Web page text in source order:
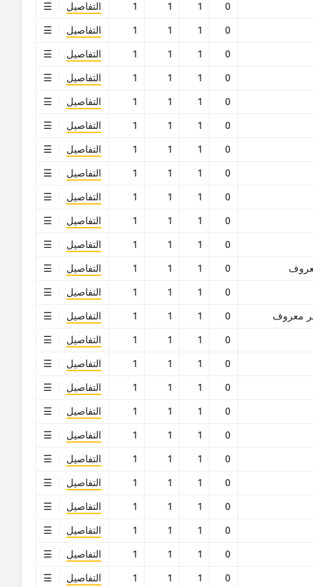
0
1
1
1
التفاصيل
0
1
1
1
التفاصيل
0
1
1
1
التفاصيل
0
1
1
1
التفاصيل
0
1
1
1
التفاصيل
0
1
1
1
التفاصيل
0
1
1
1
التفاصيل
0
1
1
1
التفاصيل
0
1
1
1
التفاصيل
0
1
1
1
التفاصيل
0
1
1
1
التفاصيل
0
1
1
1
التفاصيل
0
1
1
1
التفاصيل
معروف
0
1
1
1
التفاصيل
0
1
1
1
التفاصيل
0
1
1
1
التفاصيل
0
1
1
1
التفاصيل
0
1
1
1
التفاصيل
0
1
1
1
التفاصيل
0
1
1
1
التفاصيل
0
1
1
1
التفاصيل
0
1
1
1
التفاصيل
0
1
1
1
التفاصيل
0
1
1
1
التفاصيل
0
1
1
1 التفاصيل